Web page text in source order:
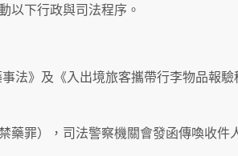
以下行政與司法程序。
法》及《入出境旅客攜帶行李物品報驗
藥罪），司法警察機關會發函傳喚收件